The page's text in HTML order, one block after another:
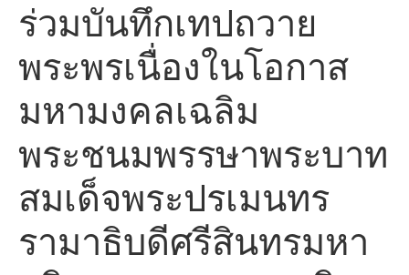
ร่วมบันทึกเทปถวาย
พระพรเนื่องในโอกาส
มหามงคลเฉลิม
พระชนมพรรษาพระบาท
สมเด็จพระปรเมนทร
รามาธิบดีศรีสินทรมหา